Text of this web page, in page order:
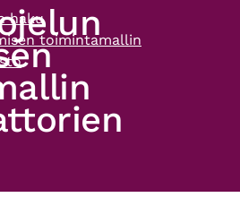
haku
toimintamallin